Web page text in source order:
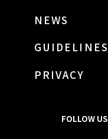
NEWS
GUIDELINES
PRIVACY
FOLLOW US